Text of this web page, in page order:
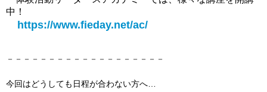
中！
https://www.fieday.net/ac/
－－－－－－－－－－－－－－－－－－－
今回はどうしても日程が合わない方へ…